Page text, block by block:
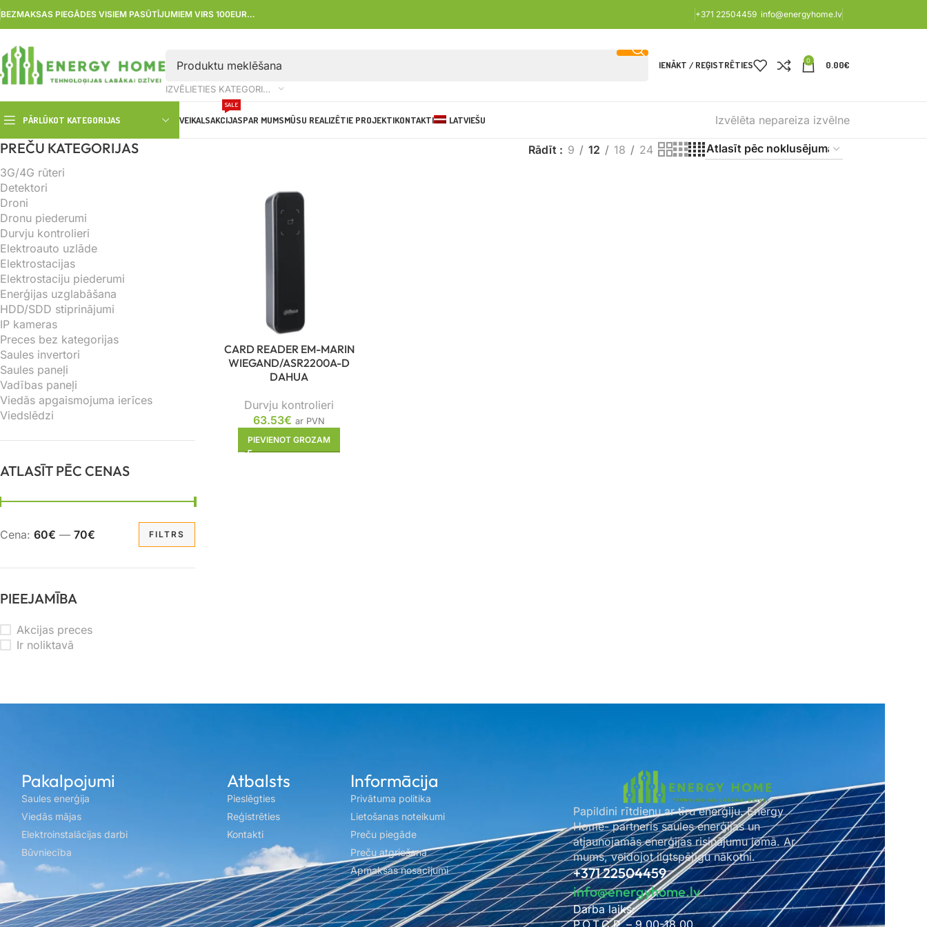
BEZMAKSAS PIEGĀDES VISIEM PASŪTĪJUMIEM VIRS 100EUR… +371 22504459 info@energyhome.lv
IZVĒLIETIES KATEGORIJU
IENĀKT / REĢISTRĒTIES 0 0.00€
PĀRLŪKOT KATEGORIJAS VEIKALSAKCIJAS
SALE
PAR MUMSMŪSU REALIZĒTIE PROJEKTIKONTAKTI LATVIEŠU Izvēlēta nepareiza izvēlne
PREČU KATEGORIJAS
3G/4G rūteri
Detektori
Droni
Dronu piederumi
Durvju kontrolieri
Elektroauto uzlāde
Elektrostacijas
Elektrostaciju piederumi
Enerģijas uzglabāšana
HDD/SDD stiprinājumi
IP kameras
Preces bez kategorijas
Saules invertori
Saules paneļi
Vadības paneļi
Viedās apgaismojuma ierīces
Viedslēdzi
ATLASĪT PĒC CENAS
FILTRS
Cena: 60€ — 70€
PIEEJAMĪBA
Akcijas preces
Ir noliktavā
Rādīt 9 12 18 24
CARD READER EM-MARIN
WIEGAND/ASR2200A-D
DAHUA
Durvju kontrolieri
63.53€ ar PVN
PIEVIENOT GROZAM
Pakalpojumi
Saules enerģija
Viedās mājas
Elektroinstalācijas darbi
Būvniecība
Atbalsts
Pieslēgties
Reģistrēties
Kontakti
Informācija
Privātuma politika
Lietošanas noteikumi
Preču piegāde
Preču atgriešana
Apmaksas nosacījumi
Papildini rītdienu ar tīru enerģiju. Energy
Home- partneris saules enerģijas un
atjaunojamās enerģijas risinājumu jomā. Ar
mums, veidojot ilgtspējīgu nākotni.
+371 22504459
info@energyhome.lv
Darba laiks:
P.O.T.C.P. – 9.00-18.00